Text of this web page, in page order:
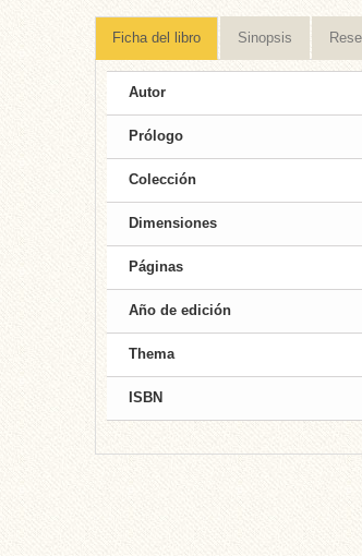
Ficha del libro Sinopsis
Autor
Prólogo
Colección
Dimensiones
Páginas
Año de edición
Thema
ISBN